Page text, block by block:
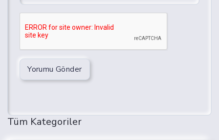
Yorumu Gönder
Tüm Kategoriler